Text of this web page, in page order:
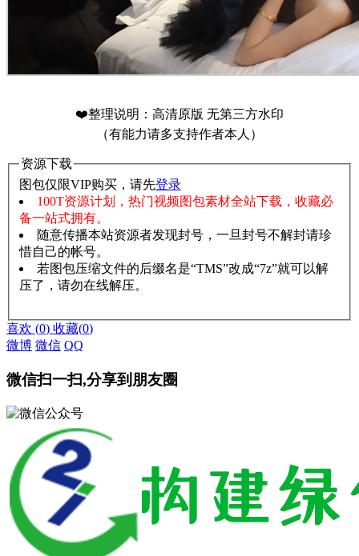
❤️整理说明：高清原版 无第三方水印
（有能力请多支持作者本人）
资源下载
图包仅限VIP购买，请先登录
100T资源计划，热门视频图包素材全站下载，收藏必
备一站式拥有。
随意传播本站资源者发现封号，一旦封号不解封请珍
惜自己的帐号。
若图包压缩文件的后缀名是“TMS”改成“7z”就可以解
压了，请勿在线解压。
喜欢 (0) 收藏(0)
微博 微信 QQ
微信扫一扫,分享到朋友圈